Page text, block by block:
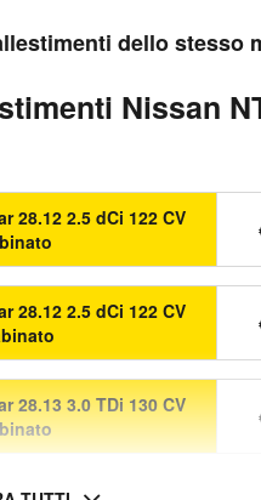
dello stesso
Nissan
28.12 2.5 dCi 122 CV
28.12 2.5 dCi 122 CV
28.13 3.0 TDi 130 CV